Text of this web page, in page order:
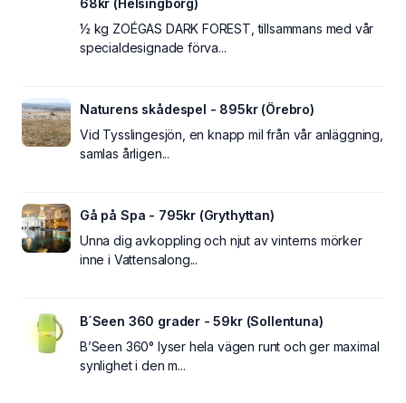
½ kg ZOÉGAS DARK FOREST, tillsammans med vår
specialdesignade förva...
Naturens skådespel - 895kr (Örebro)
Vid Tysslingesjön, en knapp mil från vår anläggning,
samlas årligen...
Gå på Spa - 795kr (Grythyttan)
Unna dig avkoppling och njut av vinterns mörker
inne i Vattensalong...
B´Seen 360 grader - 59kr (Sollentuna)
B’Seen 360° lyser hela vägen runt och ger maximal
synlighet i den m...